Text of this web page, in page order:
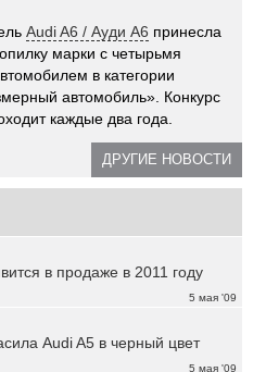
Audi A6 / Ауди А6 принесла
марки с четырьмя
в категории
автомобиль». Конкурс
каждые два года.
ДРУГИЕ НОВОСТИ
5 мая '09
в продаже в 2011 году
5 мая '09
Audi A5 в черный цвет